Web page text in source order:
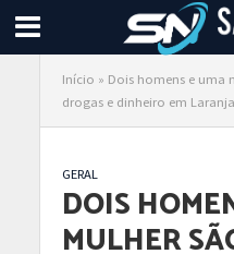
Início » Dois homens e uma
drogas e dinheiro em
GERAL
DOIS
MULHER